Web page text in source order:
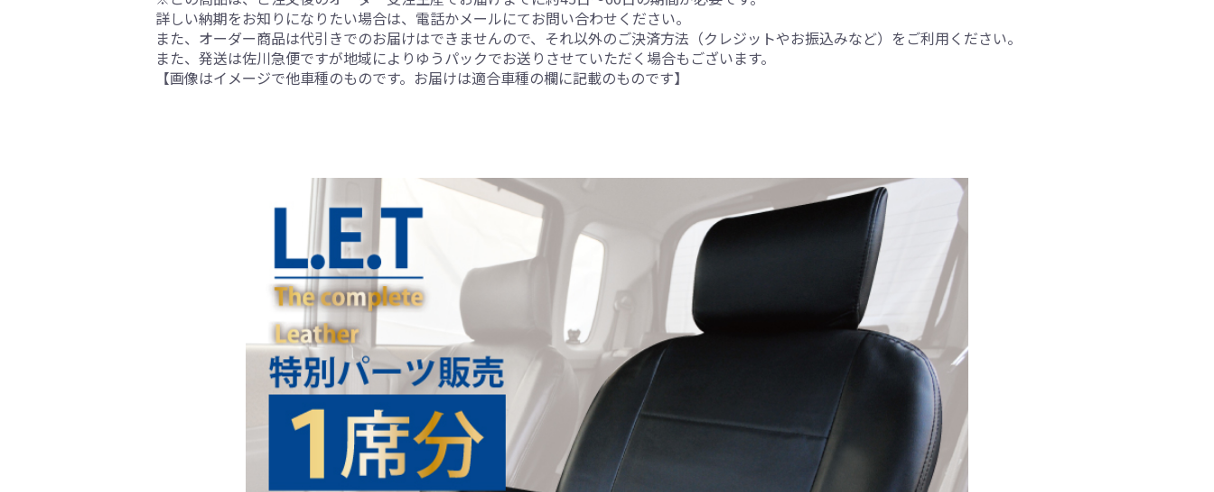
詳しい納期をお知りになりたい場合は、電話かメールにてお問い合わせください。
また、オーダー商品は代引きでのお届けはできませんので、それ以外のご決済方法（クレジットやお振込みなど）をご利用ください。
また、発送は佐川急便ですが地域によりゆうパックでお送りさせていただく場合もございます。
【画像はイメージで他車種のものです。お届けは適合車種の欄に記載のものです】